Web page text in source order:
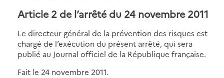
Article 2 de l’arrêté du 24 novembre 2011
Le directeur général de la prévention des risques est
chargé de l’exécution du présent arrêté, qui sera
publié au Journal officiel de la République française.
Fait le 24 novembre 2011.